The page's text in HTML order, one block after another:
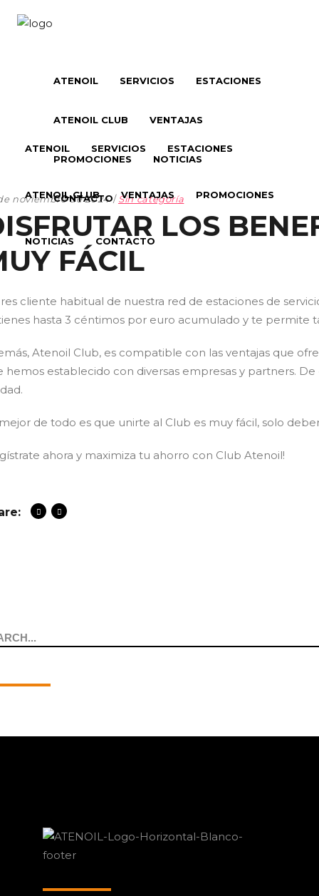
ATENOIL SERVICIOS ESTACIONES
ATENOIL CLUB VENTAJAS PROMOCIONES
NOTICIAS CONTACTO
ATENOIL SERVICIOS ESTACIONES
ATENOIL CLUB VENTAJAS
PROMOCIONES NOTICIAS
CONTACTO
noviembre de 2024 Sin categoría
LOS
FÁCIL
cliente habitual de nuestra red de estaciones de
hasta 3 céntimos por euro acumulado y te permite
Atenoil Club, es compatible con las ventajas que
hemos establecido con diversas empresas y partners.
de todo es que unirte al Club es muy fácil, solo
ahora y maximiza tu ahorro con Club Atenoil!